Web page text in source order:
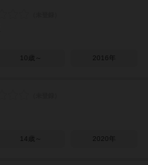
10歳～ 2016年
14歳～ 2020年